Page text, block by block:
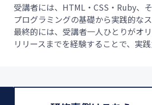
受講者には、HTML・CSS・Ruby、
プログラミングの基礎から実践的な
最終的には、受講者一人ひとりがオ
リリースまでを経験することで、実